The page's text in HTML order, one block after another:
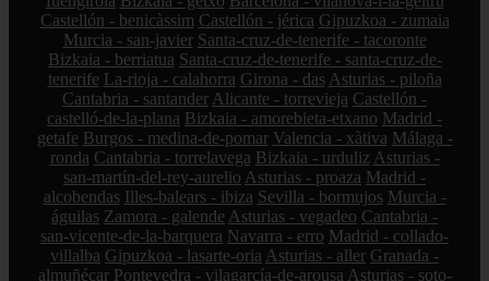
Castellón - benicàssim Castellón - jérica Gipuzkoa - zumaia
Murcia - san-javier Santa-cruz-de-tenerife - tacoronte
Bizkaia - berriatua Santa-cruz-de-tenerife - santa-cruz-de-
tenerife La-rioja - calahorra Girona - das Asturias - piloña
Cantabria - santander Alicante - torrevieja Castellón -
castelló-de-la-plana Bizkaia - amorebieta-etxano Madrid -
getafe Burgos - medina-de-pomar Valencia - xàtiva Málaga -
ronda Cantabria - torrelavega Bizkaia - urduliz Asturias -
san-martín-del-rey-aurelio Asturias - proaza Madrid -
alcobendas Illes-balears - ibiza Sevilla - bormujos Murcia -
águilas Zamora - galende Asturias - vegadeo Cantabria -
san-vicente-de-la-barquera Navarra - erro Madrid - collado-
villalba Gipuzkoa - lasarte-oria Asturias - aller Granada -
almuñécar Pontevedra - vilagarcía-de-arousa Asturias - soto-